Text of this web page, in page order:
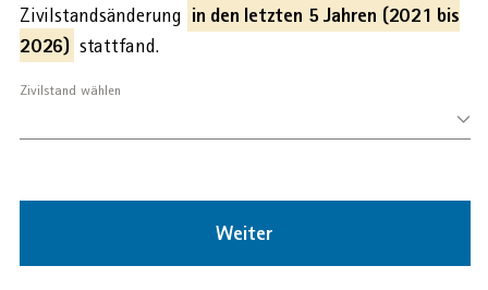
Zivilstandsänderung in den letzten 5 Jahren (2021 bis
2026) stattfand.
Zivilstand wählen
Weiter